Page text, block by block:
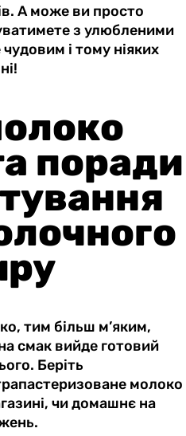
А може ви просто
з улюбленими
і тому ніяких
поради
тим більш м’яким,
смак вийде готовий
Беріть
молоко
чи домашнє на